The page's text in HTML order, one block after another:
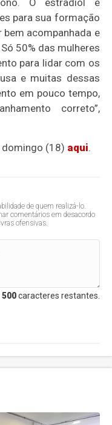
para sua formação
bem acompanhada e
50% das mulheres
para lidar com os
e muitas dessas
em pouco tempo,
correto”,
domingo (18) aqui.
de quem realizá-lo.
comentários em desacordo
ofensivas.
500caracteres restantes.